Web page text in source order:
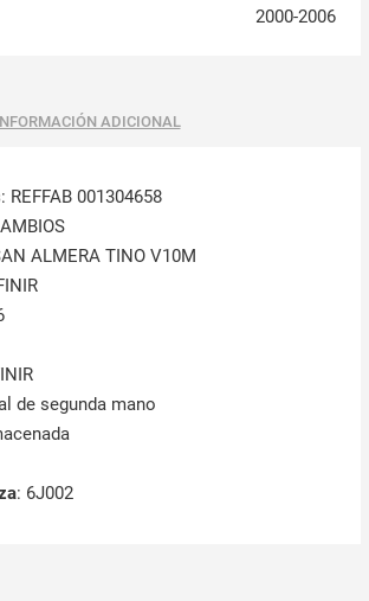
2000-2006
ADICIONAL
: REFFAB 001304658
ALMERA TINO V10M
de segunda mano
: 6J002